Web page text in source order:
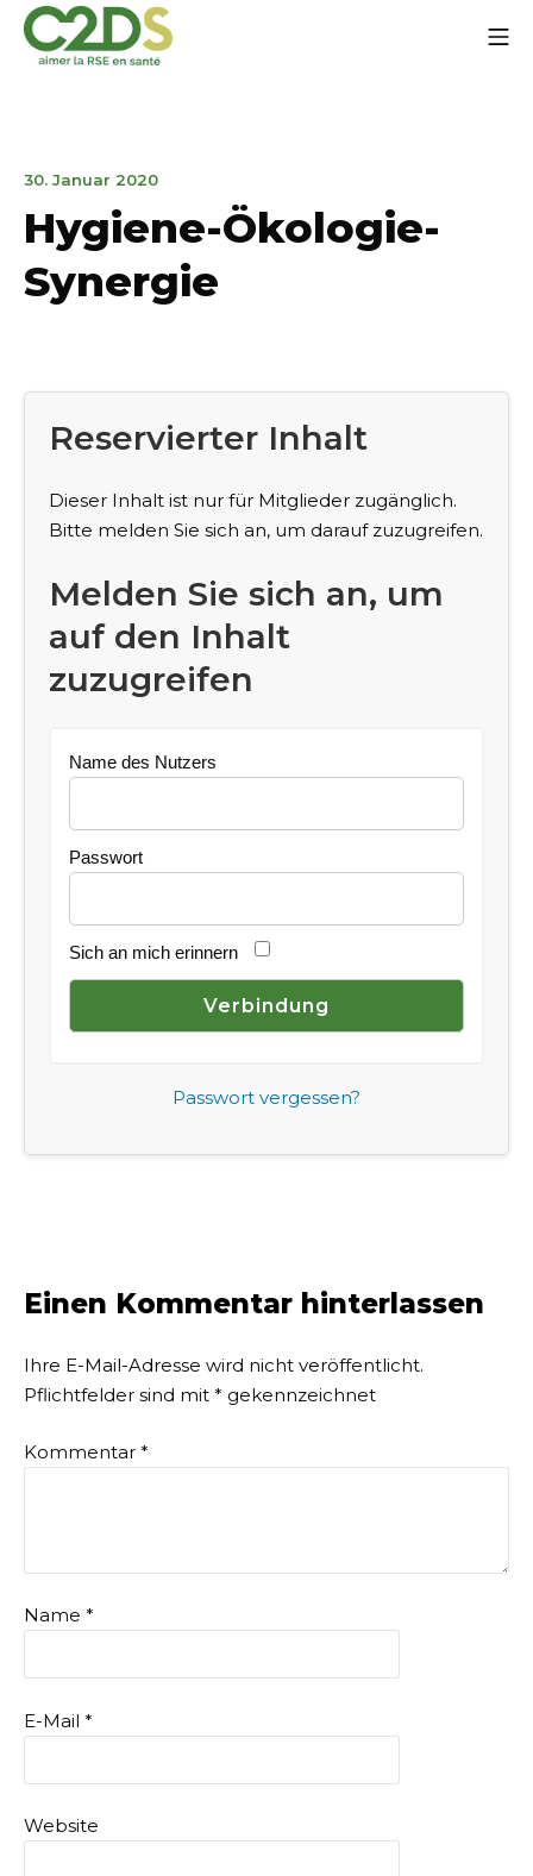
Zum
Inhalt
springen
30. Januar 202030.
2020
Hygiene-Ökologie-
Synergie
Reservierter Inhalt
Dieser Inhalt ist nur für Mitglieder zugänglich.
Bitte melden Sie sich an, um darauf zuzugreifen.
Melden Sie sich an, um
auf den Inhalt
zuzugreifen
Name des Nutzers
Passwort
Sich an mich erinnern
Passwort vergessen?
Einen Kommentar hinterlassen
Ihre E-Mail-Adresse wird nicht veröffentlicht.
Pflichtfelder sind mit * gekennzeichnet
Kommentar *
Name *
E-Mail *
Website